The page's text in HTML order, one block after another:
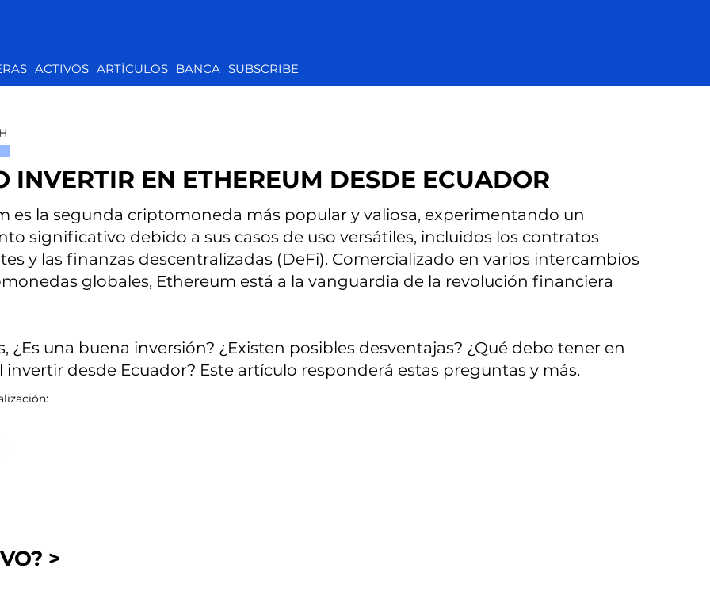
ACTIVOS ARTÍCULOS BANCA SUBSCRIBE
INVERTIR EN ETHEREUM DESDE ECUADOR
es la segunda criptomoneda más popular y valiosa, experimentando un
significativo debido a sus casos de uso versátiles, incluidos los contratos
y las finanzas descentralizadas (DeFi). Comercializado en varios intercambios
globales, Ethereum está a la vanguardia de la revolución financiera
¿Es una buena inversión? ¿Existen posibles desventajas? ¿Qué debo tener en
invertir desde Ecuador? Este artículo responderá estas preguntas y más.
>